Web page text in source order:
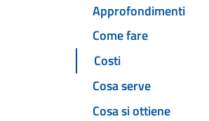
Approfondimenti
Come fare
Costi
Cosa serve
Cosa si ottiene